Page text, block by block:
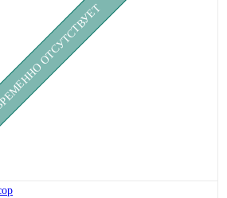
ОТСУТСТВУЕТ